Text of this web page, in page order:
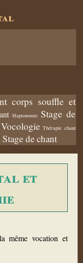
corps souffle et
Haptonomie Stage de
Vocologie Thérapie chant
Stage de chant
et
même vocation et